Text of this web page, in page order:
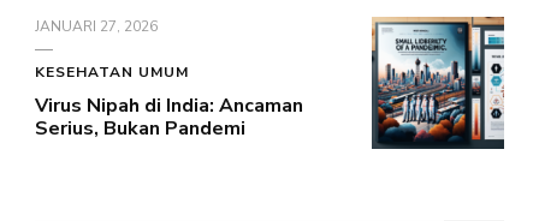
JANUARI 27, 2026
KESEHATAN UMUM
Virus Nipah di India: Ancaman
Serius, Bukan Pandemi